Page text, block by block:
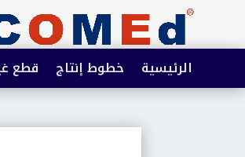
الرئيسية خطوط إنتاج قطع